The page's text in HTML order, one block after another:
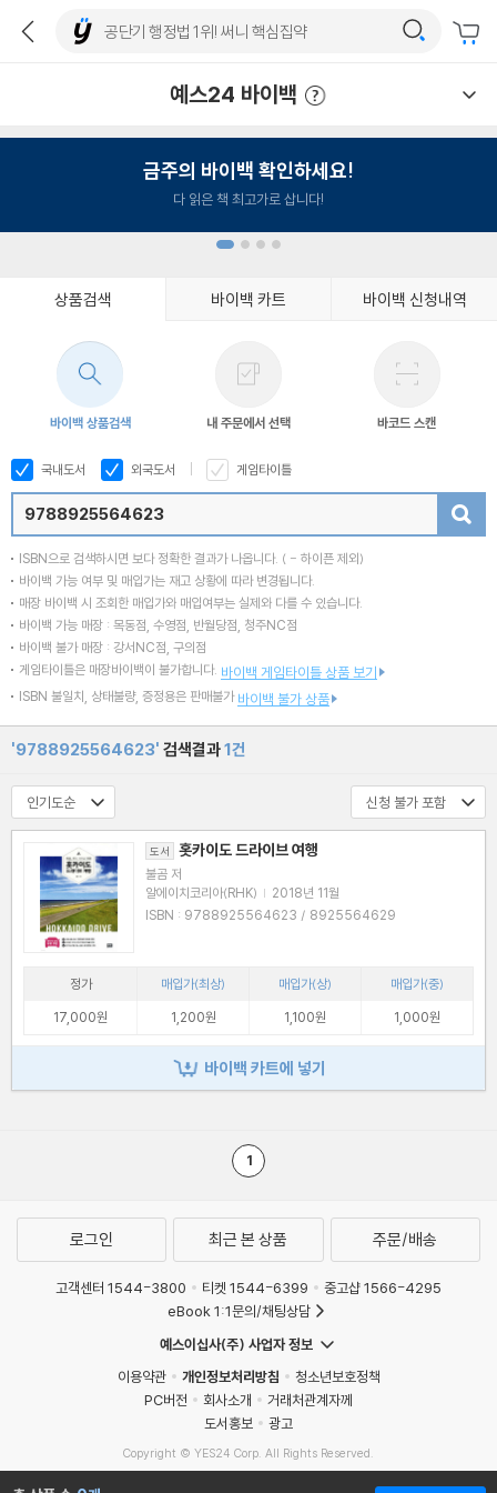
예스24 바이백
금주의 바이백 확인하세요!
다 읽은 책 최고가로 삽니다!
상품검색 바이백 카트 바이백 신청내역
바이백 상품검색 내 주문에서 선택 바코드 스캔
국내도서 외국도서 게임타이틀
ISBN으로 검색하시면 보다 정확한 결과가 나옵니다. ( - 하이픈 제외)
바이백 가능 여부 및 매입가는 재고 상황에 따라 변경됩니다.
매장 바이백 시 조회한 매입가와 매입여부는 실제와 다를 수 있습니다.
바이백 가능 매장 : 목동점, 수영점, 반월당점, 청주NC점
바이백 불가 매장 : 강서NC점, 구의점
게임타이틀은 매장바이백이 불가합니다. 바이백 게임타이틀 상품 보기
ISBN 불일치, 상태불량, 증정용은 판매불가 바이백 불가 상품
'9788925564623' 검색결과1건
도서 홋카이도 드라이브 여행
불곰 저
알에이치코리아(RHK) | 2018년 11월
ISBN : 9788925564623 / 8925564629
정가 매입가(최상) 매입가(상)
매입가(중)
17,000원
1,200원 1,100원 1,000원
바이백 카트에 넣기
1
로그인 최근 본 상품 주문/배송
고객센터 1544-3800 티켓 1544-6399
중고샵 1566-4295
eBook 1:1문의/채팅상담
예스이십사(주) 사업자 정보
이용약관
개인정보처리방침
청소년보호정책
PC버전
회사소개
거래처관계자께
도서홍보
광고
Copyright © YES24 Corp. All Rights Reserved.
MATOM11